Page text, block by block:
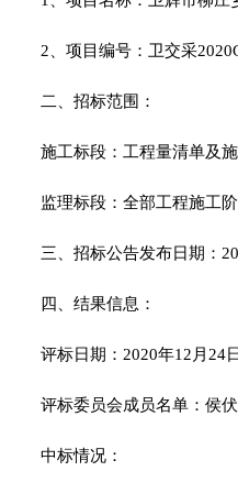
2 、项目编号：卫交采
二、招标范围：
施工标段：工程量清单及
监理标段：全部工程施工
三、招标公告发布日期：
四、结果信息：
评标日期：2020年12月24日
评标委员会成员名单：侯
中标情况：